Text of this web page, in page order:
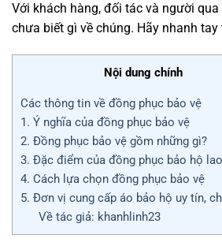
Với khách hàng, đối tác và người
chưa biết gì về chúng. Hãy nhanh
Nội dung chính
Các thông tin về đồng phục bảo vệ
1. Ý nghĩa của đồng phục bảo vệ
2. Đồng phục bảo vệ gồm những gì?​
3. Đặc điểm của đồng phục bảo hộ
4. Cách lựa chọn đồng phục bảo vệ
5. Đơn vị cung cấp áo bảo hộ uy tín,
Về tác giả: khanhlinh23